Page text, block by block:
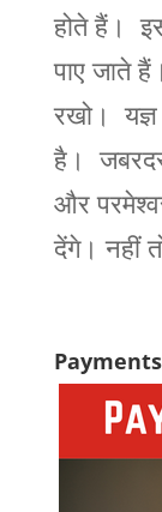
होते हैं।
पाए जाते
रखो। यज्ञ
है।
और
देंगे। नहीं
Payments